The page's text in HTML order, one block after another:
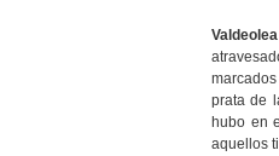
Valdeolea
marcados
prata de
hubo en
aquellos